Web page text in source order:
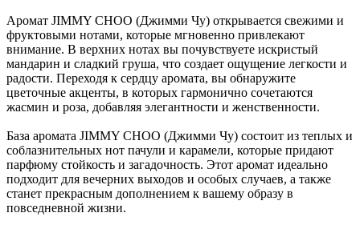
Аромат JIMMY CHOO (Джимми Чу) открывается свежими и
фруктовыми нотами, которые мгновенно привлекают
внимание. В верхних нотах вы почувствуете искристый
мандарин и сладкий груша, что создает ощущение легкости и
радости. Переходя к сердцу аромата, вы обнаружите
цветочные акценты, в которых гармонично сочетаются
жасмин и роза, добавляя элегантности и женственности.
База аромата JIMMY CHOO (Джимми Чу) состоит из теплых и
соблазнительных нот пачули и карамели, которые придают
парфюму стойкость и загадочность. Этот аромат идеально
подходит для вечерних выходов и особых случаев, а также
станет прекрасным дополнением к вашему образу в
повседневной жизни.